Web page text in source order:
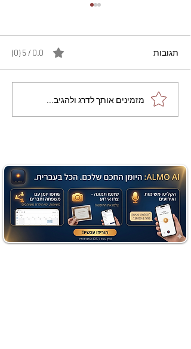
מתכון מנצח עוגת מייפל
שוקולד בחושה וקלה - זיוה
תגובות 0.0 / 5 ‏(0)
מזמינים אותך לדרג ולהגיב...